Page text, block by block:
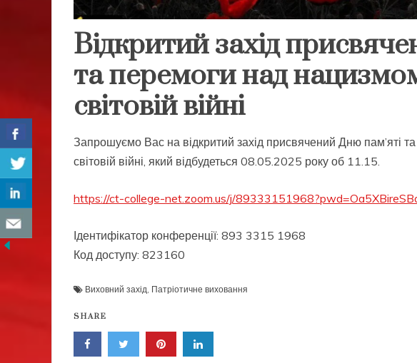
Відкритий захід
та перемоги над
світовій війні
Запрошуємо Вас на відкритий захід присвячений Дню пам’яті
світовій війні, який відбудеться 08.05.2025 року об 11.15.
https://ct-college-net.zoom.us/j/
Ідентифікатор конференції: 893 3315 1968
Код доступу: 823160
Виховний захід Патріотичне виховання
SHARE